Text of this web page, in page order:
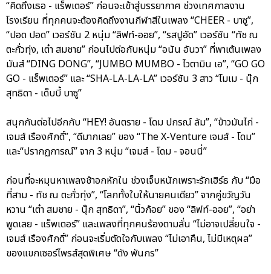
“คิดถึงเธอ - แร็พเตอร์” ก่อนจะเข้าสู่บรรยากาศ ช่วงเทศกาลงาน
โรงเรียน ที่ทุกคนจะต้องคิดถึงงานกีฬาสีในเพลง “CHEER - บาซู”,
“ปอด ปอด” เวอร์ชัน 2 หนุ่ม “ลิฟท์-ออย”, “รสปูอัด” เวอร์ชัน “ทัช ณ
ตะกั่วทุ่ง, เต๋า สมชาย” ก่อนไปต่อกับหนุ่ม “อนัน อันวา” ที่พาเต้นเพลง
มันส์ “DING DONG”, “JUMBO MUMBO - ไวตามิน เอ”, “GO GO
GO - แร็พเตอร์” และ “SHA-LA-LA-LA” เวอร์ชัน 3 สาว “โมเม - นุ๊ก
สุทธิดา - เด็บบี้ บาซู”
สนุกกันต่อไปอีกกับ “HEY! อันตราย - โดม ปกรณ์ ลัม”, “ข้าวมันไก่ -
เจมส์ เรืองศักดิ์”, “ดีมากเลย” ของ “The X-Venture เจมส์ - โดม”
และ“ปรากฏการณ์” จาก 3 หนุ่ม “เจมส์ - โดม - จอนนี่”
ก่อนที่จะหมุนหาเพลงช้าอกหักใน ช่วงเจ็บหนักเพราะรักเฮิร์ธ กับ “มือ
ที่สาม - ทัช ณ ตะกั่วทุ่ง”, “โลกทั้งใบให้นายคนเดียว” จากคู่ขวัญวัน
หวาน “เต๋า สมชาย - นุ๊ก สุทธิดา”, “นิ้วก้อย” ของ “ลิฟท์-ออย”, “อย่า
พูดเลย - แร็พเตอร์” และเพลงที่ทุกคนร้องตามลั่น “ไม่อาจเปลี่ยนใจ -
เจมส์ เรืองศักดิ์” ก่อนจะเริ่มตัดใจกับเพลง “ไม่เอาคืน, ไม่มีเหตุผล”
ของแขกเซอร์ไพรส์สุดพิเศษ “ดัง พันกร”